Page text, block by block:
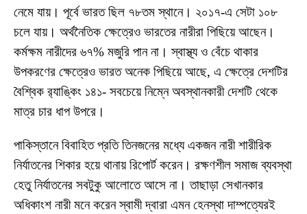
নেমে যায়। পূর্বে ভারত ছিল ৭৮তম স্থানে। ২০১৭-এ সেটা ১০৮
চলে যায়। অর্থনৈতিক ক্ষেত্রেও ভারতের নারীরা পিছিয়ে আছেন।
কর্মক্ষম নারীদের ৬৭% মজুরি পান না। স্বাস্থ্য ও বেঁচে থাকার
উপকরণের ক্ষেত্রেও ভারত অনেক পিছিয়ে আছে, এ ক্ষেত্রে দেশটির
বৈশ্বিক র‍্যাঙ্কিং ১৪১- সবচেয়ে নিম্নে অবস্থানকারী দেশটি থেকে
মাত্র চার ধাপ উপরে।
পাকিস্তানে বিবাহিত প্রতি তিনজনের মধ্যে একজন নারী শারীরিক
নির্যাতনের শিকার হয়ে থানায় রিপোর্ট করেন। রক্ষণশীল সমাজ ব্যবস্থা
হেতু নির্যাতনের সবটুকু আলোতে আসে না। তাছাড়া সেখানকার
অধিকাংশ নারী মনে করেন স্বামী দ্বারা এমন হেনস্থা দাম্পত্যেরই